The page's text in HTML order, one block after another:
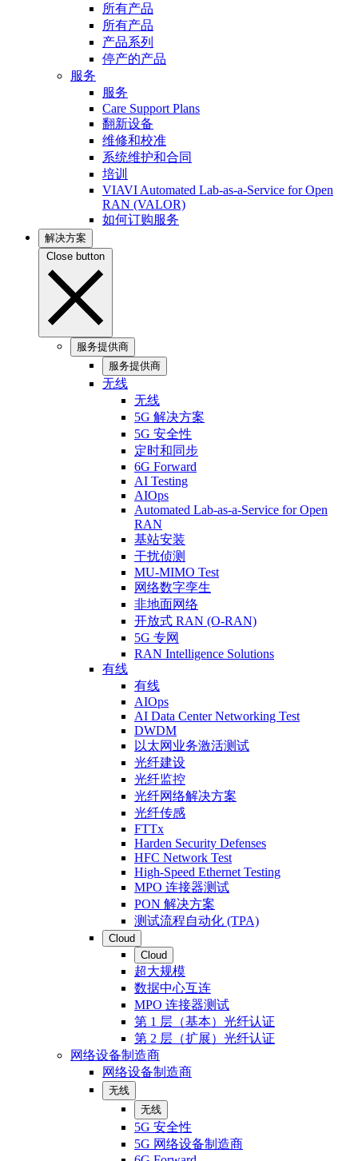
所有产品
所有产品
产品系列
停产的产品
服务
服务
Care Support Plans
翻新设备
维修和校准
系统维护和合同
培训
VIAVI Automated Lab-as-a-Service for Open
RAN (VALOR)
如何订购服务
解决方案
Close button
服务提供商
服务提供商
无线
无线
5G 解决方案
5G 安全性
定时和同步
6G Forward
AI Testing
AIOps
Automated Lab-as-a-Service for Open
RAN
基站安装
干扰侦测
MU-MIMO Test
网络数字孪生
非地面网络
开放式 RAN (O-RAN)
5G 专网
RAN Intelligence Solutions
有线
有线
AIOps
AI Data Center Networking Test
DWDM
以太网业务激活测试
光纤建设
光纤监控
光纤网络解决方案
光纤传感
FTTx
Harden Security Defenses
HFC Network Test
High-Speed Ethernet Testing
MPO 连接器测试
PON 解决方案
测试流程自动化 (TPA)
Cloud
Cloud
超大规模
数据中心互连
MPO 连接器测试
第 1 层（基本）光纤认证
第 2 层（扩展）光纤认证
网络设备制造商
网络设备制造商
无线
无线
5G 安全性
5G 网络设备制造商